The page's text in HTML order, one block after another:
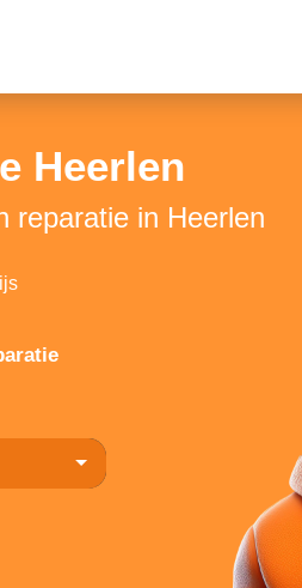
Heerlen
reparatie in Heerlen